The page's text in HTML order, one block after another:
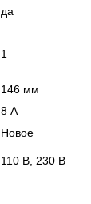
да
1
146 мм
8 А
Новое
110 В, 230 В